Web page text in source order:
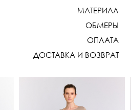
МАТЕРИАЛ
ОБМЕРЫ
ОПЛАТА
ДОСТАВКА И ВОЗВРАТ